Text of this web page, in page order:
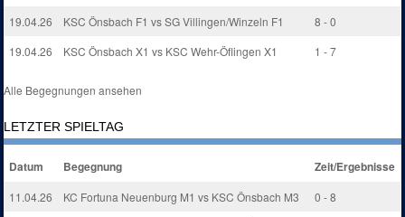
19.04.26
KSC Önsbach F1 vs SG Villingen/Winzeln F1
8 - 0
19.04.26
KSC Önsbach X1 vs KSC Wehr-Öflingen X1 1 - 7
Alle Begegnungen ansehen
LETZTER SPIELTAG
Datum Begegnung Zeit/Ergebnisse
11.04.26 KC Fortuna Neuenburg M1 vs KSC Önsbach M3
0 - 8